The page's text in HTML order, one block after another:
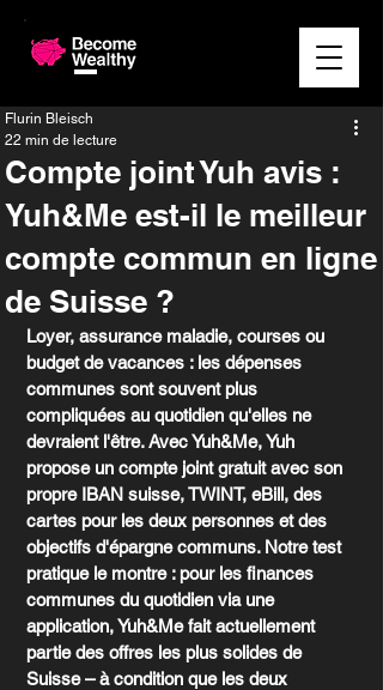
Compte joint Yuh avis :
Yuh&Me est-il le meilleur
compte commun en ligne
de Suisse ?
Flurin Bleisch
22 min de lecture
Loyer, assurance maladie, courses ou
budget de vacances : les dépenses
communes sont souvent plus
compliquées au quotidien qu'elles ne
devraient l'être. Avec Yuh&Me, Yuh
propose un compte joint gratuit avec son
propre IBAN suisse, TWINT, eBill, des
cartes pour les deux personnes et des
objectifs d'épargne communs. Notre test
pratique le montre : pour les finances
communes du quotidien via une
application, Yuh&Me fait actuellement
partie des offres les plus solides de
Suisse – à condition que les deux